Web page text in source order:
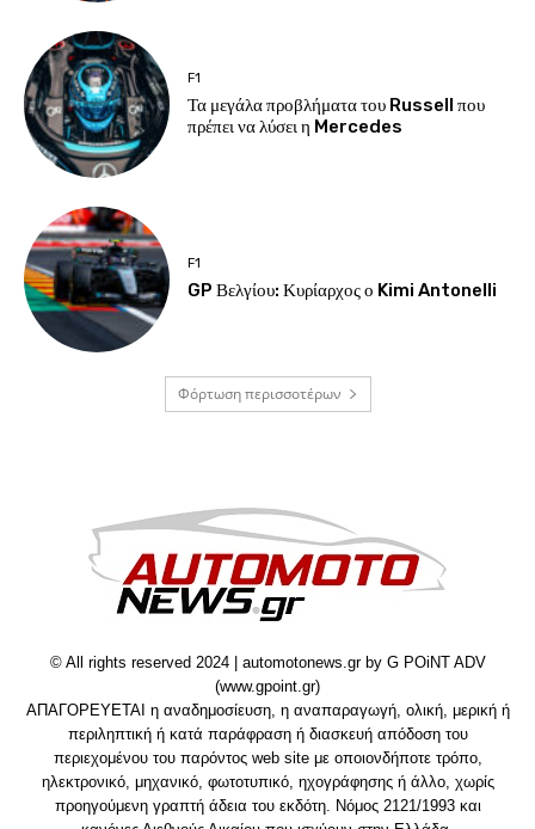
F1
Τα μεγάλα προβλήματα του Russell που
πρέπει να λύσει η Mercedes
F1
GP Βελγίου: Κυρίαρχος ο Kimi Antonelli
Φόρτωση περισσοτέρων
© All rights reserved 2024 | automotonews.gr by G POiNT ADV
(www.gpoint.gr)
ΑΠΑΓΟΡΕΥΕΤΑΙ η αναδημοσίευση, η αναπαραγωγή, ολική, μερική ή
περιληπτική ή κατά παράφραση ή διασκευή απόδοση του
περιεχομένου του παρόντος web site με οποιονδήποτε τρόπο,
ηλεκτρονικό, μηχανικό, φωτοτυπικό, ηχογράφησης ή άλλο, χωρίς
προηγούμενη γραπτή άδεια του εκδότη. Νόμος 2121/1993 και